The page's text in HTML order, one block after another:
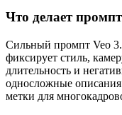
Что делает
Сильный промпт Veo
фиксирует стиль,
длительность и
односложные
метки для